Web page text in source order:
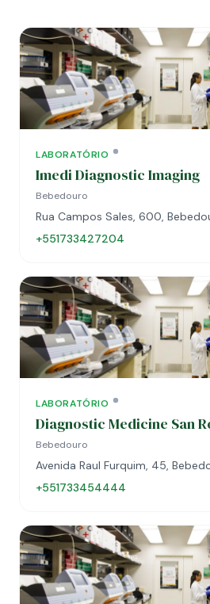
LABORATÓRIO
Imedi Diagnostic Imaging
Bebedouro
Rua Campos Sales, 600,
+551733427204
LABORATÓRIO
Diagnostic Medicine San
Bebedouro
Avenida Raul Furquim, 45,
+551733454444